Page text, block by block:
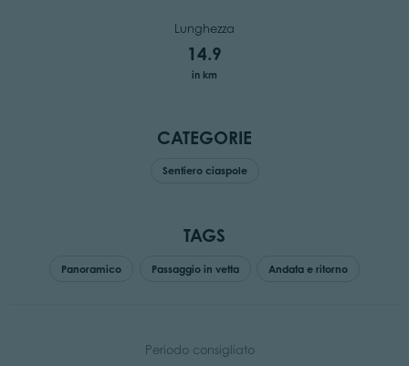
Lunghezza
14.9
in km
CATEGORIE
Sentiero ciaspole
TAGS
Panoramico Passaggio in vetta Andata e ritorno
Periodo consigliato